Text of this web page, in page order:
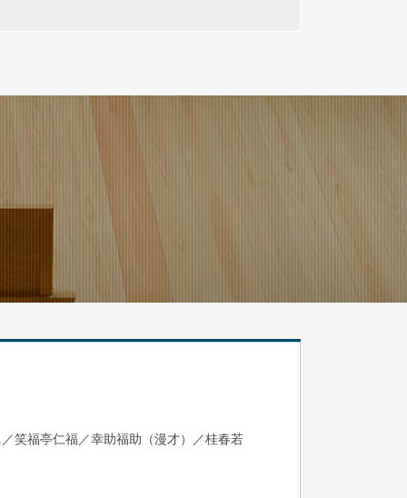
笑福亭仁福／幸助福助（漫才）／桂春若